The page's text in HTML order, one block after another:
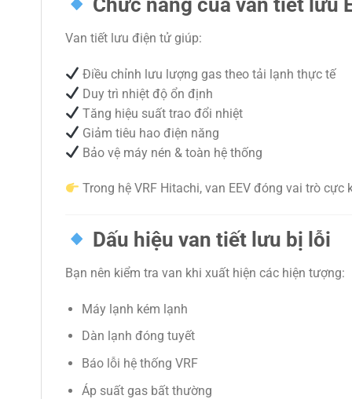
Chức năng của van tiết lưu
Van tiết lưu điện tử giúp:
Điều chỉnh lưu lượng gas theo tải lạnh thực tế
Duy trì nhiệt độ ổn định
Tăng hiệu suất trao đổi nhiệt
Giảm tiêu hao điện năng
Bảo vệ máy nén & toàn hệ thống
Trong hệ VRF Hitachi, van EEV đóng vai trò
Dấu hiệu van tiết lưu bị lỗi
Bạn nên kiểm tra van khi xuất hiện các hiện tượng:
Máy lạnh kém lạnh
Dàn lạnh đóng tuyết
Báo lỗi hệ thống VRF
Áp suất gas bất thường